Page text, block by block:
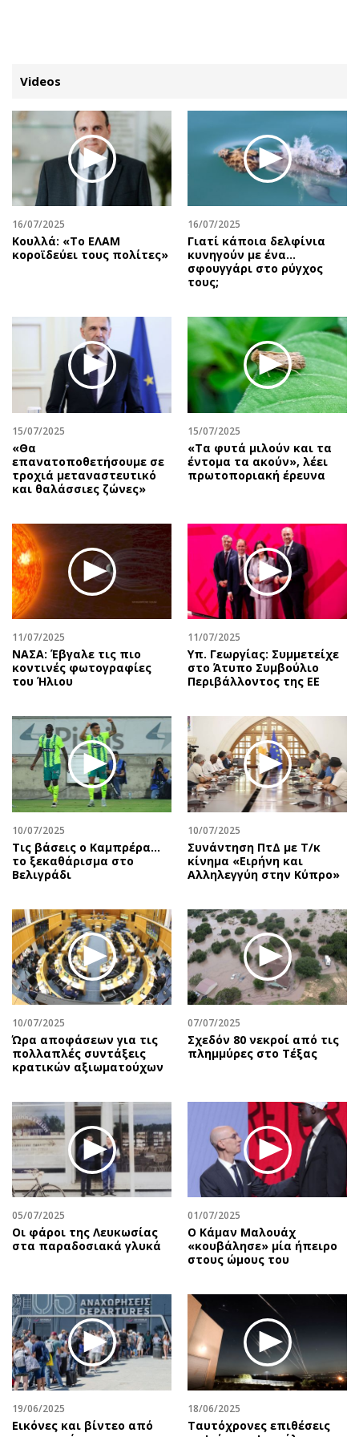
ΚΑΤΗΓΟΡΙΕΣ ΣΥΝΔΕΣΗ
Κύπρος
Παιδεία
Υγεία
Πολιτική
Βουλευτικές 2026
Δημοσκοπήσεις
Διπλωματία
Αθλητισμός
Κύπρος
Διεθνή
Κληρώσεις Allwyn
Οικονομική
Real Estate
Επιχειρήσεις
Αγορές
Money Review
AstroBank Properties
Trends
Ενέργεια
Περιβάλλον
Ελλάδα
Κόσμος
Παράξενα
Πολιτισμός
Σινεμά
Θέατρο-Χορός
Μουσική
Εικαστικά
Βιβλίο
Χειρόγραφα
Απόψεις
Αρθρογραφία
The Hill
Υγεία
Αγγελίες
Ενοικιάζονται
Ζητούν εργασία
Θέσεις εργασίας
Geek
Νέα
Social
Αυτοκίνηση
Οικονομία
Γενικά
Αναδρομές
Πρόσωπα
Περιβάλλον
Good Life
Γυναίκα
Ταξίδια
Συνταγές
Έξοδος
Media
Εκπομπές
Wine routes
Podcasts
Uncut
Προσφορές
Προσωπικότητες στην ''Κ''
Επιστολές
Videos
16/07/2025
Κουλλά: «Το ΕΛΑΜ
κοροϊδεύει τους πολίτες»
16/07/2025
Γιατί κάποια δελφίνια
κυνηγούν με ένα…
σφουγγάρι στο ρύγχος
τους;
15/07/2025
«Θα
επανατοποθετήσουμε σε
τροχιά μεταναστευτικό
και θαλάσσιες ζώνες»
15/07/2025
«Tα φυτά μιλούν και τα
έντομα τα ακούν», λέει
πρωτοποριακή έρευνα
11/07/2025
ΝΑΣΑ: Έβγαλε τις πιο
κοντινές φωτογραφίες
του Ήλιου
11/07/2025
Υπ. Γεωργίας: Συμμετείχε
στο Άτυπο Συμβούλιο
Περιβάλλοντος της ΕΕ
10/07/2025
Τις βάσεις ο Καμπρέρα…
το ξεκαθάρισμα στο
Βελιγράδι
10/07/2025
Συνάντηση ΠτΔ με Τ/κ
κίνημα «Ειρήνη και
Αλληλεγγύη στην Κύπρο»
10/07/2025
Ώρα αποφάσεων για τις
πολλαπλές συντάξεις
κρατικών αξιωματούχων
07/07/2025
Σχεδόν 80 νεκροί από τις
πλημμύρες στο Τέξας
05/07/2025
Οι φάροι της Λευκωσίας
στα παραδοσιακά γλυκά
01/07/2025
Ο Κάμαν Μαλουάχ
«κουβάλησε» μία ήπειρο
στους ώμους του
19/06/2025
Εικόνες και βίντεο από
18/06/2025
Ταυτόχρονες επιθέσεις